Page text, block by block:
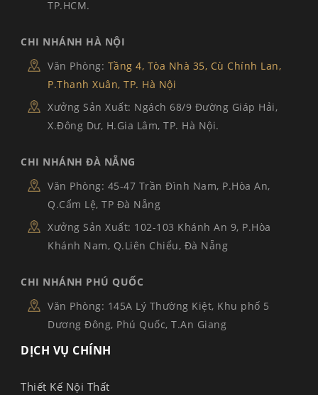
TP.HCM.
CHI NHÁNH HÀ NỘI
Văn Phòng: Tầng 4, Tòa Nhà 35, Cù Chính Lan,
P.Thanh Xuân, TP. Hà Nội
Xưởng Sản Xuất: Ngách 68/9 Đường Giáp Hải,
X.Đông Dư, H.Gia Lâm, TP. Hà Nội.
CHI NHÁNH ĐÀ NẴNG
Văn Phòng: 45-47 Trần Đình Nam, P.Hòa An,
Q.Cẩm Lệ, TP Đà Nẵng
Xưởng Sản Xuất: 102-103 Khánh An 9, P.Hòa
Khánh Nam, Q.Liên Chiểu, Đà Nẵng
CHI NHÁNH PHÚ QUỐC
Văn Phòng: 145A Lý Thường Kiệt, Khu phố 5
Dương Đông, Phú Quốc, T.An Giang
DỊCH VỤ CHÍNH
Thiết Kế Nội Thất